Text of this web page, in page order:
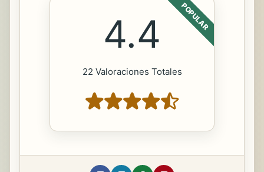
POPULAR
4.4
22 Valoraciones Totales